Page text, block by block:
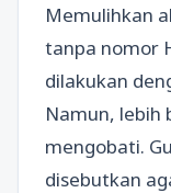
Memulihkan
tanpa nomor
dilakukan
Namun, lebih
mengobati.
disebutkan